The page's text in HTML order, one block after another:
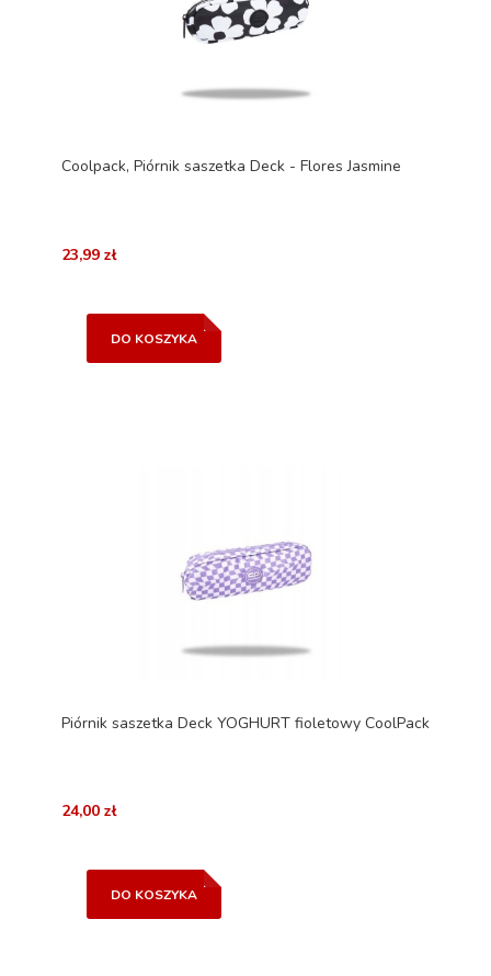
Coolpack, Piórnik saszetka Deck - Flores Jasmine
23,99 zł
DO KOSZYKA
Piórnik saszetka Deck YOGHURT fioletowy CoolPack
24,00 zł
DO KOSZYKA